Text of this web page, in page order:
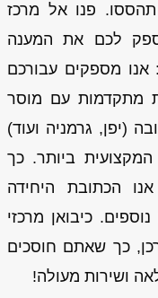
פנו אל מרכז
לכם את המענה
אנו מספקים עבורכם
מתקדמות עם מוסר
(יפן, גרמניה ועוד)
ביותר. כך
הכתובת היחידה
כיבואן מרכזי
כך שאתם חוסכים
ושירות מעולה!